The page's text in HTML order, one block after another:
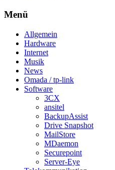
Menü
Allgemein
Hardware
Internet
Musik
News
Omada / tp-link
Software
3CX
ansitel
BackupAssist
Drive Snapshot
MailStore
MDaemon
Securepoint
Server-Eye